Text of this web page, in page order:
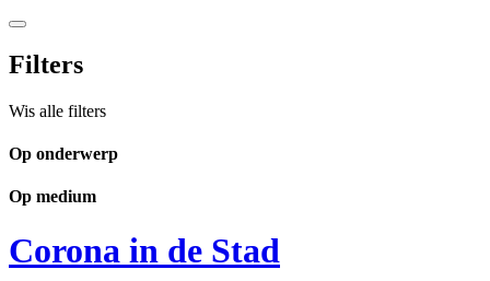
Filters
Wis alle filters
Op onderwerp
Op medium
Corona in de Stad